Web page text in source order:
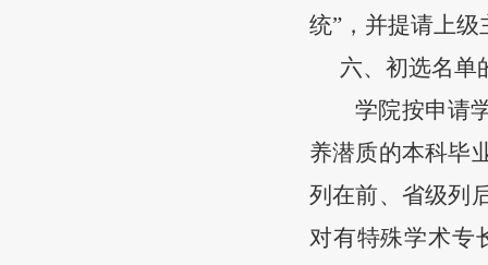
统”，并提请上
六、 初选名单
学院按申请
养潜质的本科毕
列在前、省级列
对有特殊学术专